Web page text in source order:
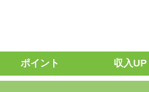
ポイント 収入UP